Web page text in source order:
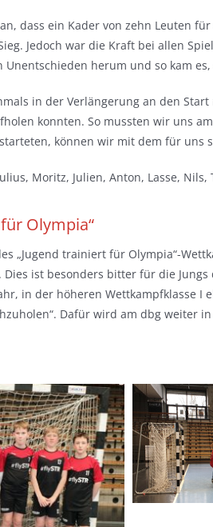
dass ein Kader von zehn Leuten
Jedoch war die Kraft bei allen
herum und so kam
in der Verlängerung an den
konnten. So mussten wir uns
können wir mit dem für
Moritz, Julien, Anton, Lasse, Nils,
Olympia“
„Jugend trainiert für Olympia“-
ist besonders bitter für die
in der höheren Wettkampfklasse
Dafür wird am dbg